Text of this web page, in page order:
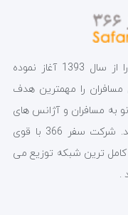
آژانس هواپیمایی سفر 366 فعالیت خود را از سال 1393 آغاز نموده
را مهمترین هدف
نو به مسافران و آژانس های
همکار، توانسته در این صنعت پیشرو باشد. شرکت سفر 366 با قوی
کامل ترین شبکه توزیع می
.